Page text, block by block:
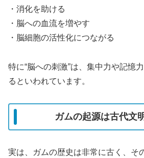
・消化を助ける
・脳への血流を増やす
・脳細胞の活性化につながる
特に“脳への刺激”は、集中力や記憶
るといわれています。
ガムの起源は古代文
実は、ガムの歴史は非常に古く、そ